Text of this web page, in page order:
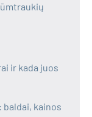
ir kada juos
baldai, kainos